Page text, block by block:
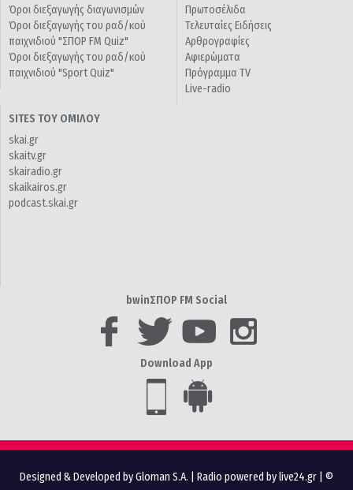
Όροι διεξαγωγής διαγωνισμών
Όροι διεξαγωγής του ραδ/κού
παιχνιδιού "ΣΠΟΡ FM Quiz"
Όροι διεξαγωγής του ραδ/κού
παιχνιδιού "Sport Quiz"
Πρωτοσέλιδα
Τελευταίες Ειδήσεις
Αρθρογραφίες
Αφιερώματα
Πρόγραμμα TV
Live-radio
SITES ΤΟΥ ΟΜΙΛΟΥ
skai.gr
skaitv.gr
skairadio.gr
skaikairos.gr
podcast.skai.gr
bwinΣΠΟΡ FM Social
Download App
Designed & Developed by Gloman S.A. Radio powered by live24.gr | ©